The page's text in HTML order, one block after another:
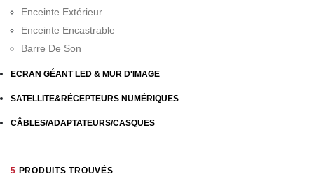
Enceinte Extérieur
Enceinte Encastrable
Barre De Son
ECRAN GÉANT LED & MUR D'IMAGE
SATELLITE&RÉCEPTEURS NUMÉRIQUES
CÂBLES/ADAPTATEURS/CASQUES
5 PRODUITS TROUVÉS